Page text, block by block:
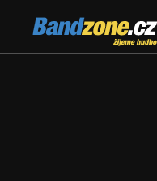
Bandzone.cz
žijeme hudbou